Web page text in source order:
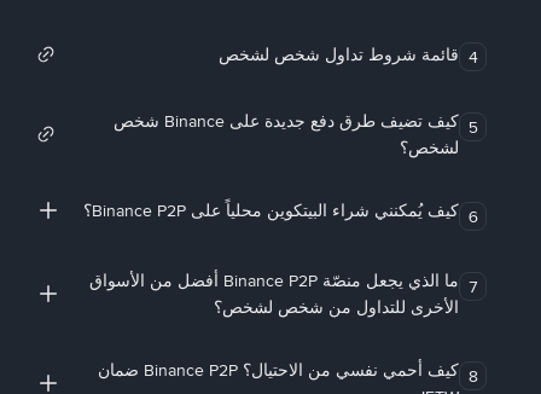
4 قائمة شروط تداول شخص لشخص
5
كيف تضيف طرق دفع جديدة على Binance شخص
لشخص؟
6 كيف يُمكنني شراء البيتكوين محلياً على Binance P2P؟
7
ما الذي يجعل منصّة Binance P2P أفضل من الأسواق
الأخرى للتداول من شخص لشخص؟
8
كيف أحمي نفسي من الاحتيال؟ Binance P2P ضمان